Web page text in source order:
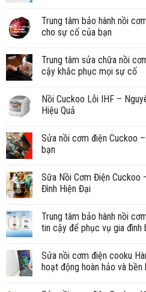
Trung tâm bảo hành nồi
cho sự cố của bạn
Trung tâm sửa chữa nồi
cậy khắc phục mọi sự cố
Nồi Cuckoo Lỗi IHF –
Hiệu Quả
Sửa nồi cơm điện Cuckoo
bạn
Sữa Nồi Cơm Điện Cuckoo
Đình Hiện Đại
Trung tâm bảo hành nồi
tin cậy để phục vụ gia đình
Sửa nồi cơm điện cooku
hoạt động hoàn hảo và bền